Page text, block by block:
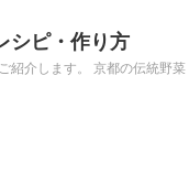
シピ・作り方
紹介します。 京都の伝統野